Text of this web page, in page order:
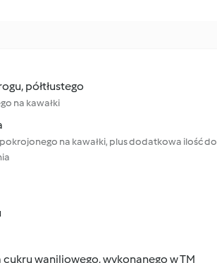
półtłustego
na kawałki
na kawałki, plus dodatkowa ilość do
cukru waniliowego, wykonanego w TM